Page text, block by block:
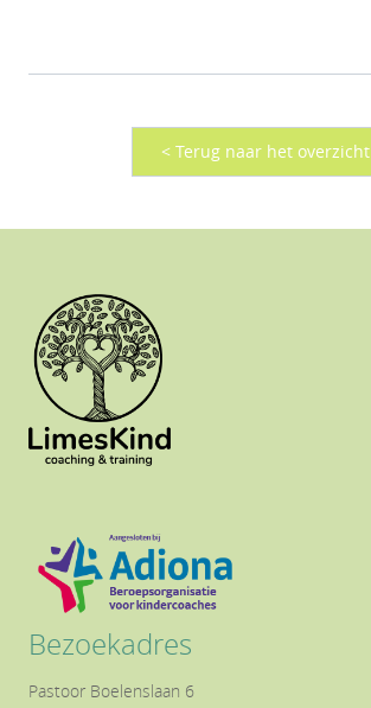
< Terug naar het overzicht
Bezoekadres
Pastoor Boelenslaan 6